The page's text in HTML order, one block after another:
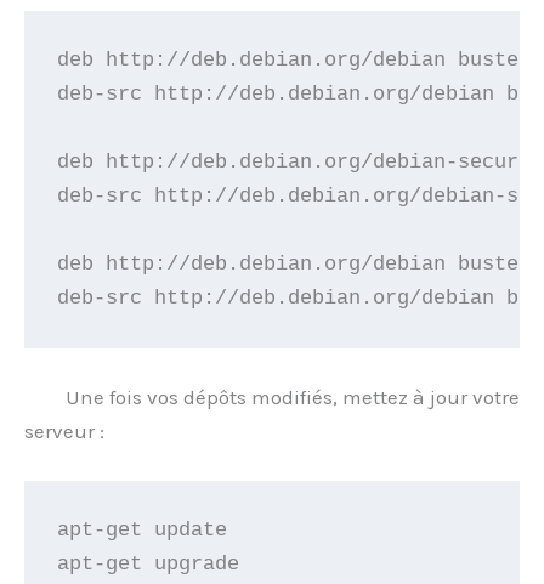
Une fois vos dépôts modifiés, mettez à jour votre
serveur :
apt-get update
apt-get upgrade